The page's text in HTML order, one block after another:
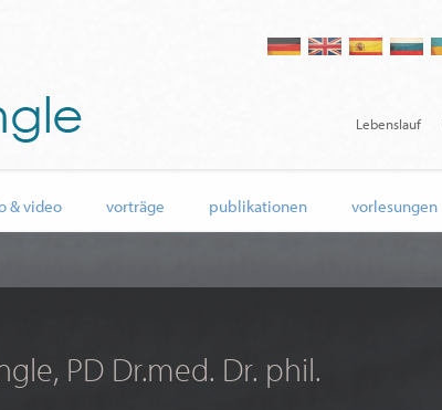
Lebenslauf
& video vorträge publikationen vorlesungen
PD Dr.med. Dr. phil.